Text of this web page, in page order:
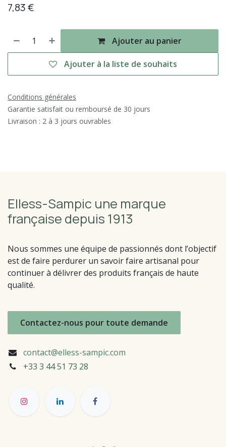
7,83€
Ajouter au panier
Ajouter à la liste de souhaits
Conditions générales
Garantie satisfait ou remboursé de 30 jours
Livraison : 2 à 3 jours ouvrables
Elless-Sampic une marque
française depuis 1913
Nous sommes une équipe de passionnés dont l’objectif
est de faire perdurer un savoir faire artisanal pour
continuer à délivrer des produits français de haute
qualité.
Contactez-nous pour toute demande
contact@elless-sampic.com
+33 3 44 51 73 28